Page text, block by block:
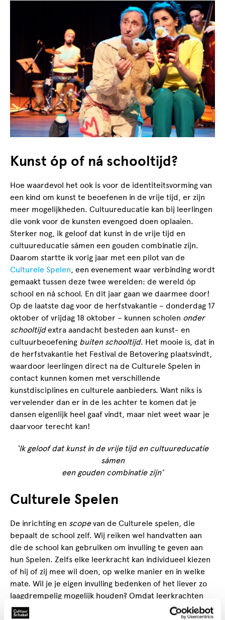
Kunst óp of ná schooltijd?
Hoe waardevol het ook is voor de identiteitsvorming van
een kind om kunst te beoefenen in de vrije tijd, er zijn
meer mogelijkheden. Cultuureducatie kan bij leerlingen
die vonk voor de kunsten evengoed doen oplaaien.
Sterker nog, ik geloof dat kunst in de vrije tijd en
cultuureducatie sámen een gouden combinatie zijn.
Daarom startte ik vorig jaar met een pilot van de
Culturele Spelen, een evenement waar verbinding wordt
gemaakt tussen deze twee werelden: de wereld óp
school en ná school. En dit jaar gaan we daarmee door!
Op de laatste dag voor de herfstvakantie – donderdag 17
oktober of vrijdag 18 oktober – kunnen scholen onder
schooltijdextra aandacht besteden aan kunst- en
cultuurbeoefening buiten schooltijd. Het mooie is, dat ín
de herfstvakantie het Festival de Betovering plaatsvindt,
waardoor leerlingen direct na de Culturele Spelen in
contact kunnen komen met verschillende
kunstdisciplines en culturele aanbieders. Want niks is
vervelender dan er in de les achter te komen dat je
dansen eigenlijk heel gaaf vindt, maar niet weet waar je
daarvoor terecht kan!
‘Ik geloof dat kunst in de vrije tijd en cultuureducatie
sámen
een gouden combinatie zijn’
Culturele Spelen
De inrichting en scopevan de Culturele spelen, die
bepaalt de school zelf. Wij reiken wel handvatten aan
die de school kan gebruiken om invulling te geven aan
hun Spelen. Zelfs elke leerkracht kan individueel kiezen
of hij of zij mee wil doen, op welke manier en in welke
mate. Wil je je eigen invulling bedenken of het liever zo
laagdrempelig mogelijk houden? Omdat leerkrachten
het vaak al druk genoeg hebben, bieden we projecten